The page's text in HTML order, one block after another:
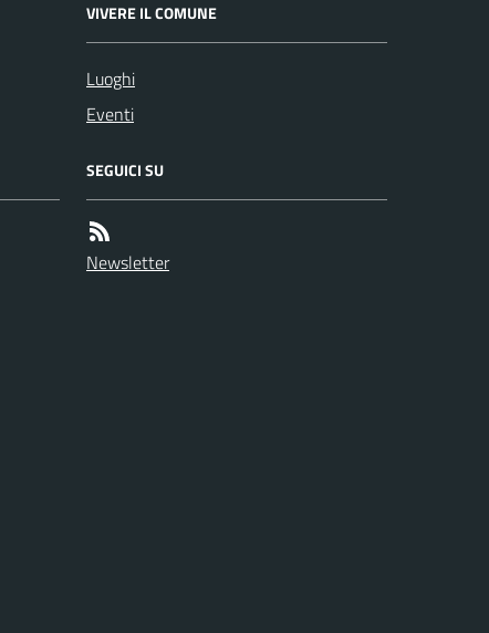
VIVERE IL COMUNE
Luoghi
Eventi
SEGUICI SU
Newsletter